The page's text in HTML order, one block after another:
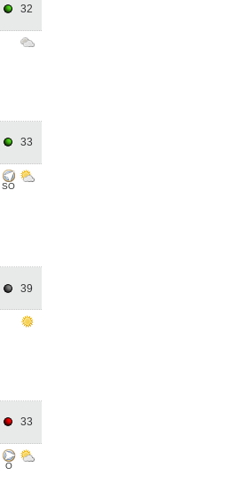
32
33
SO
39
33
O